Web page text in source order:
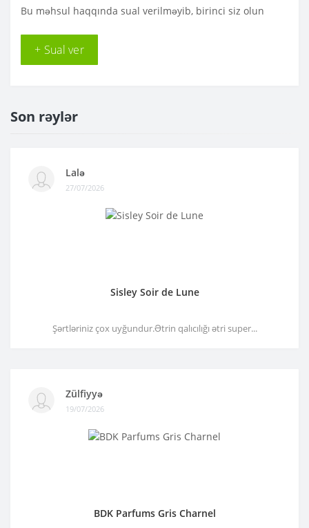
Bu məhsul haqqında sual verilməyib, birinci siz olun
+ Sual ver
Son rəylər
Lalə
27/07/2026
Sisley Soir de Lune
Şərtləriniz çox uyğundur.Ətrin qalıcılığı ətri super...
Zülfiyyə
19/07/2026
BDK Parfums Gris Charnel